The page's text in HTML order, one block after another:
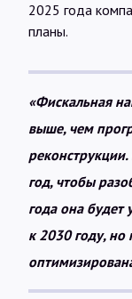
2025 года
планы.
«Фискальная
выше, чем
год, чтобы
года она будет
к 2030 году, но